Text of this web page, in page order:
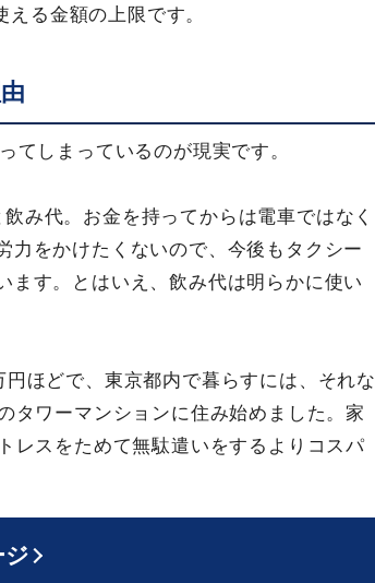
る金額の上限です。
しまっているのが現実です。
み代。お金を持ってからは電車ではなく
力をかけたくないので、今後もタクシー
ます。とはいえ、飲み代は明らかに使い
ほどで、東京都内で暮らすには、それな
タワーマンションに住み始めました。家
レスをためて無駄遣いをするよりコスパ
ジ